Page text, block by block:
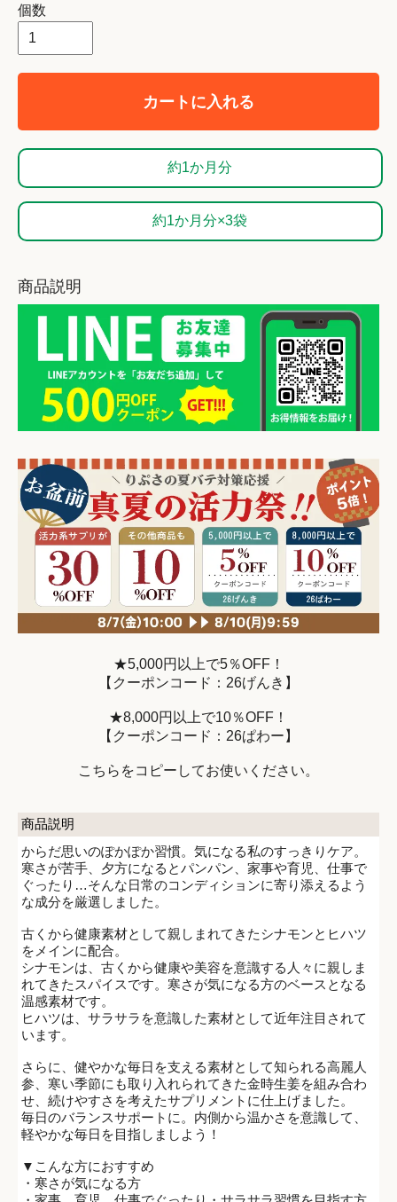
個数
カートに入れる
約1か月分
約1か月分×3袋
商品説明
★5,000円以上で5％OFF！
【クーポンコード：26げんき】
★8,000円以上で10％OFF！
【クーポンコード：26ぱわー】
こちらをコピーしてお使いください。
商品説明
からだ思いのぽかぽか習慣。気になる私のすっきりケア。
寒さが苦手、夕方になるとパンパン、家事や育児、仕事で
ぐったり…そんな日常のコンディションに寄り添えるよう
な成分を厳選しました。
古くから健康素材として親しまれてきたシナモンとヒハツ
をメインに配合。
シナモンは、古くから健康や美容を意識する人々に親しま
れてきたスパイスです。寒さが気になる方のベースとなる
温感素材です。
ヒハツは、サラサラを意識した素材として近年注目されて
います。
さらに、健やかな毎日を支える素材として知られる高麗人
参、寒い季節にも取り入れられてきた金時生姜を組み合わ
せ、続けやすさを考えたサプリメントに仕上げました。
毎日のバランスサポートに。内側から温かさを意識して、
軽やかな毎日を目指しましよう！
▼こんな方におすすめ
・寒さが気になる方